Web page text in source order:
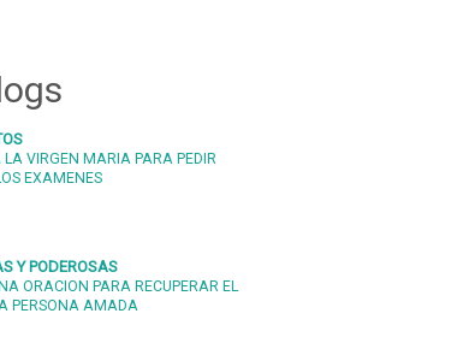
VIRGEN MARIA PARA PEDIR
EXAMENES
Y PODEROSAS
ORACION PARA RECUPERAR EL
PERSONA AMADA